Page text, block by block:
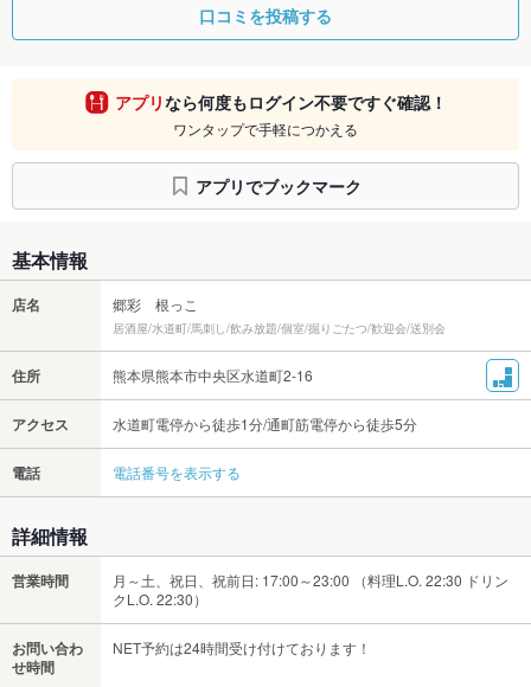
口コミを投稿する
アプリなら何度もログイン不要ですぐ確認！
ワンタップで手軽につかえる
アプリでブックマーク
基本情報
店名 郷彩 根っこ
居酒屋/水道町/馬刺し/飲み放題/個室/掘りごたつ/歓迎会/送別会
住所 熊本県熊本市中央区水道町2-16
アクセス 水道町電停から徒歩1分/通町筋電停から徒歩5分
電話 電話番号を表示する
詳細情報
営業時間
月～土、祝日、祝前日: 17:00～23:00 （料理L.O. 22:30 ドリン
クL.O. 22:30）
お問い合わ
せ時間
NET予約は24時間受け付けております！